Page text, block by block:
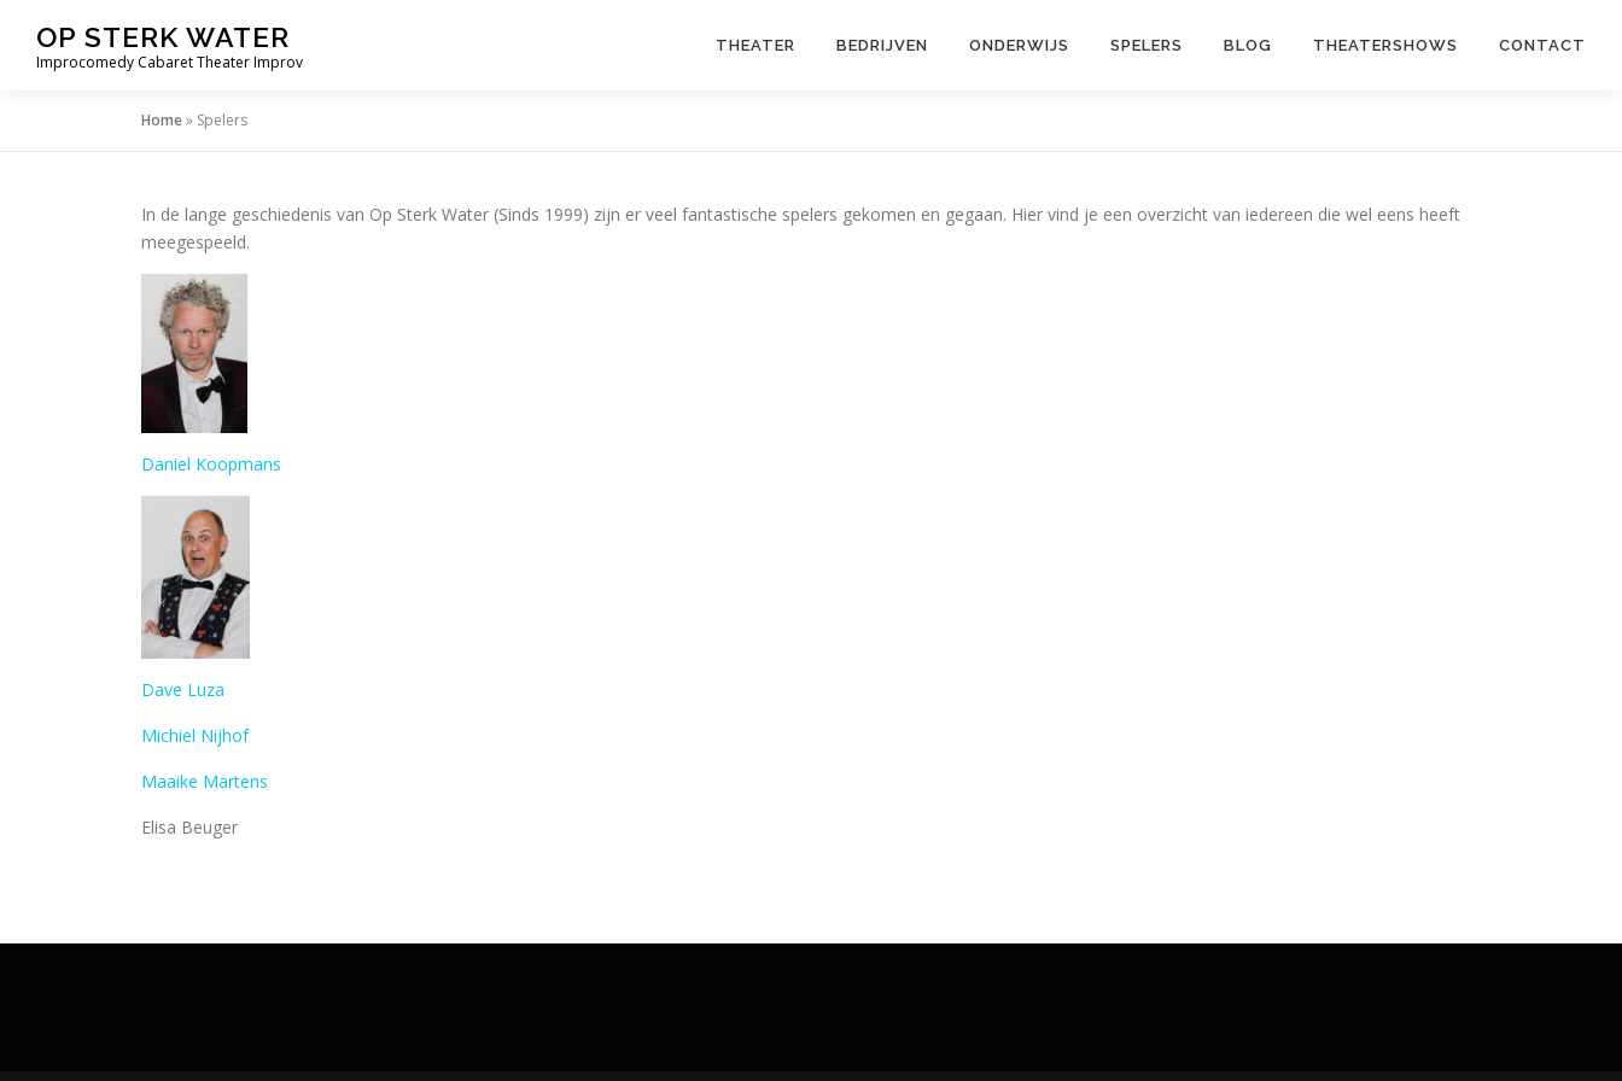
OP STERK WATER
Improcomedy Cabaret Theater Improv
THEATER BEDRIJVEN ONDERWIJS SPELERS BLOG THEATERSHOWS CONTACT
Home» Spelers
In de lange geschiedenis van Op Sterk Water (Sinds 1999) zijn er veel fantastische spelers gekomen en gegaan. Hier vind je een overzicht van iedereen die wel eens heeft
meegespeeld.
Daniel Koopmans
Dave Luza
Michiel Nijhof
Maaike Martens
Elisa Beuger